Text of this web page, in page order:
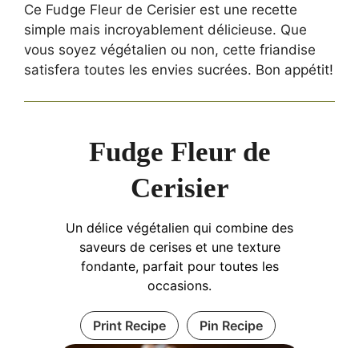
Ce Fudge Fleur de Cerisier est une recette
simple mais incroyablement délicieuse. Que
vous soyez végétalien ou non, cette friandise
satisfera toutes les envies sucrées. Bon appétit!
Fudge Fleur de
Cerisier
Un délice végétalien qui combine des
saveurs de cerises et une texture
fondante, parfait pour toutes les
occasions.
Print Recipe Pin Recipe